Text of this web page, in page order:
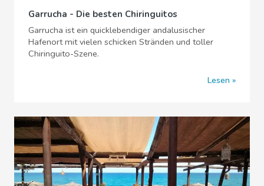
Garrucha - Die besten Chiringuitos
Garrucha ist ein quicklebendiger andalusischer
Hafenort mit vielen schicken Stränden und toller
Chiringuito-Szene.
Lesen